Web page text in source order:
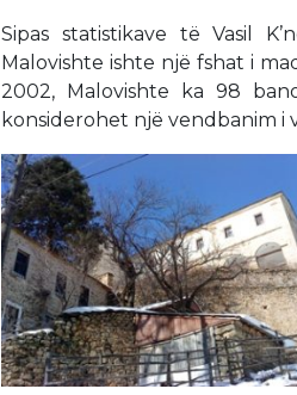
Sipas statistikave të Vasil
Malovishte ishte një fshat i
2002, Malovishte ka 98
konsiderohet një vendbanim i